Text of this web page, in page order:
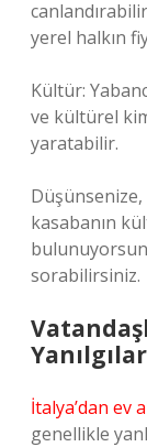
yerel halkın
Kültür:
ve kültürel
yaratabilir.
kasabanın
sorabilirsiniz.
Yanılgılar
İtalya’dan ev
genellikle